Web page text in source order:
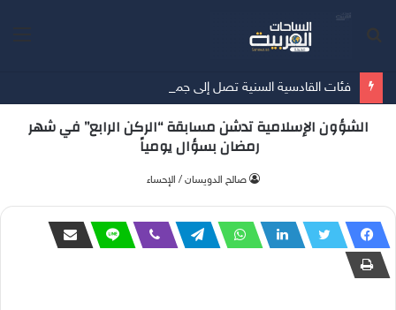
الشؤون الإسلامية تدشن مسابقة “الركن الرابع” في شهر
رمضان بسؤال يومياً
صالح الدويسان / الإحساء